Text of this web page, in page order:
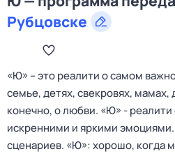
Рубцовске
«Ю» – это реалити о самом
семье, детях, свекровях, мамах,
конечно, о любви. «Ю» -
искренними и яркими эмоциями.
сценариев. «Ю»: хорошо, когда